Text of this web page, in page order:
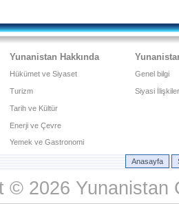
Yunanistan Hakkında
Hükümet ve Siyaset
Turizm
Tarih ve Kültür
Enerji ve Çevre
Yemek ve Gastronomi
Genel bilgi
Siyasi İlişkiler
Anasayfa
© 2026 Yunanistan